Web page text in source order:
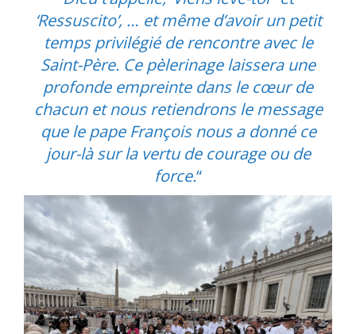
‘Ressuscito’, … et même d’avoir un petit
temps privilégié de rencontre avec le
Saint-Père. Ce pèlerinage laissera une
profonde empreinte dans le cœur de
chacun et nous retiendrons le message
que le pape François nous a donné ce
jour-là sur la vertu de courage ou de
force.“